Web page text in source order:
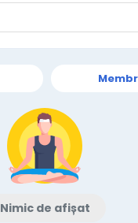
Nimic de afișat